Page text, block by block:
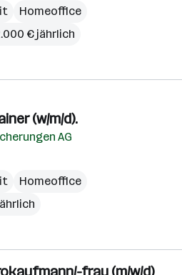
Homeoffice
€ jährlich
(w/m/d).
AG
Homeoffice
frau (m/w/d)